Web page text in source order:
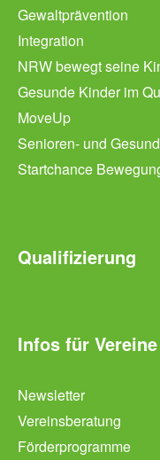
Gewaltprävention
Integration
NRW bewegt seine
Gesunde Kinder im
MoveUp
Senioren- und
Startchance
Qualifizierung
Infos für Vereine
Newsletter
Vereinsberatung
Förderprogramme